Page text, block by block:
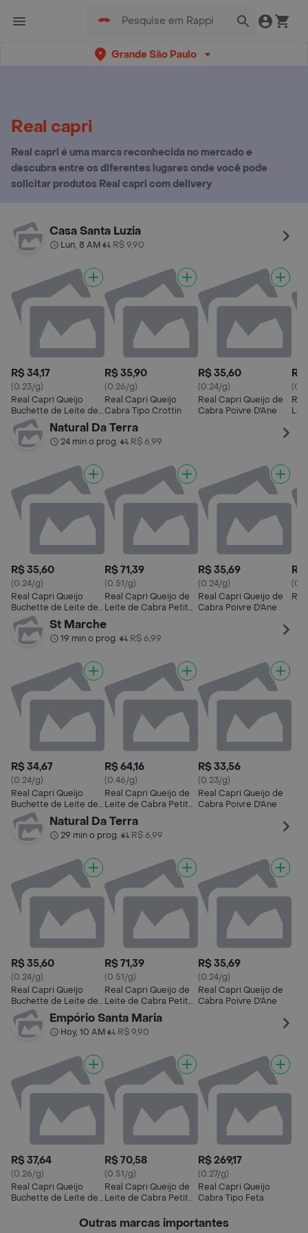
Grande São Paulo
Real capri
Real capri é uma marca reconhecida no mercado e
descubra entre os diferentes lugares onde você pode
solicitar produtos Real capri com delivery
Casa Santa Luzia
Lun, 8 AM• R$ 9,90
R$ 34,17
(0.23/g)
Real Capri Queijo
Buchette de Leite de
Cabra
R$ 35,90
(0.26/g)
Real Capri Queijo
Cabra Tipo Crottin
R$ 35,60
(0.24/g)
Real Capri Queijo de
Cabra Poivre D'Ane
R$
Natural Da Terra
24 min o prog.• R$ 6,99
R$ 35,60
(0.24/g)
Real Capri Queijo
Buchette de Leite de
Cabra
R$ 71,39
(0.51/g)
Real Capri Queijo de
Leite de Cabra Petit
R$ 35,69
(0.24/g)
Real Capri Queijo de
Cabra Poivre D'Ane
R$
St Marche
19 min o prog.• R$ 6,99
R$ 34,67
(0.24/g)
Real Capri Queijo
Buchette de Leite de
Cabra
R$ 64,16
(0.46/g)
Real Capri Queijo de
Leite de Cabra Petit
Fromage
R$ 33,56
(0.23/g)
Real Capri Queijo de
Cabra Poivre D'Ane
Natural Da Terra
29 min o prog.• R$ 6,99
R$ 35,60
(0.24/g)
Real Capri Queijo
Buchette de Leite de
Cabra
R$ 71,39
(0.51/g)
Real Capri Queijo de
Leite de Cabra Petit
Fromage
R$ 35,69
(0.24/g)
Real Capri Queijo de
Cabra Poivre D'Ane
Empório Santa Maria
Hoy, 10 AM• R$ 9,90
R$ 37,64
(0.26/g)
Real Capri Queijo
Buchette de Leite de
R$ 70,58
(0.51/g)
Real Capri Queijo de
Leite de Cabra Petit
R$ 269,17
(0.27/g)
Real Capri Queijo
Cabra Tipo Feta
Outras marcas importantes